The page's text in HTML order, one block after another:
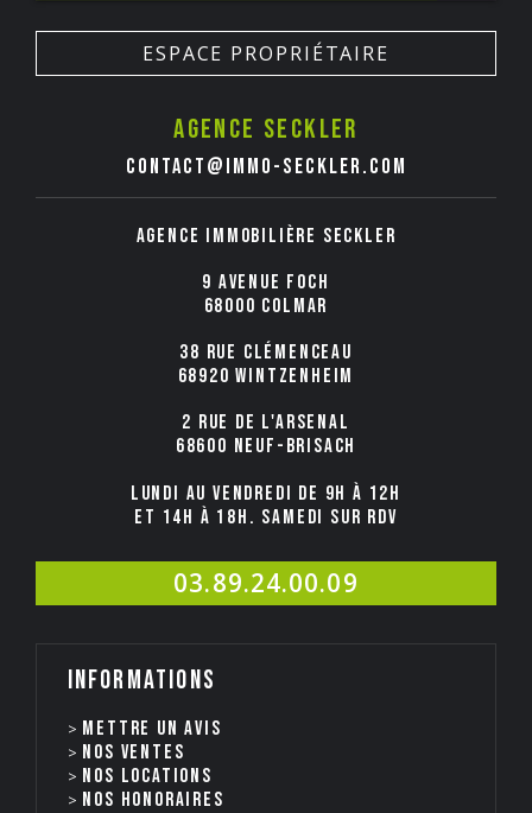
ESPACE PROPRIÉTAIRE
Agence seckler
contact@immo-seckler.com
Agence immobilière Seckler
9 avenue Foch
68000 COLMAR
38 rue Clémenceau
68920 WINTZENHEIM
2 rue de l'Arsenal
68600 NEUF-BRISACH
Lundi au Vendredi de 9h à 12h
et 14h à 18h. Samedi sur rdv
03.89.24.00.09
Informations
Mettre un avis
Nos ventes
nos locations
Nos honoraires